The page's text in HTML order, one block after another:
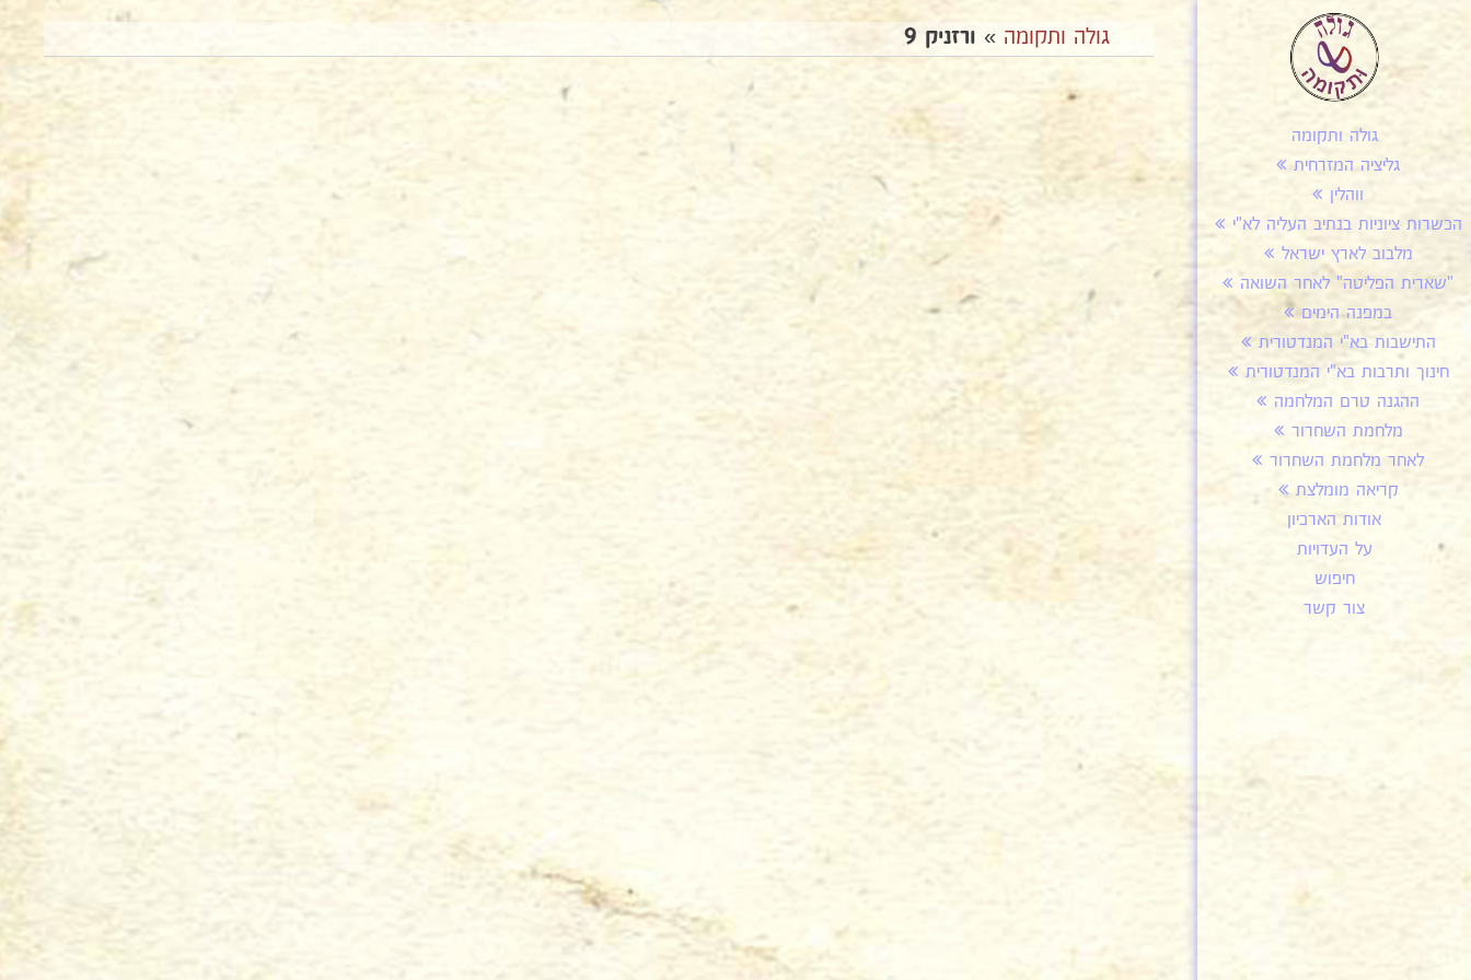
גולה ותקומה
גליציה המזרחית
ווהלין
הכשרות ציוניות בנתיב העליה לא"י
מלבוב לארץ ישראל
"שארית הפליטה" לאחר השואה
במפנה הימים
התישבות בא"י המנדטורית
חינוך ותרבות בא"י המנדטורית
ההגנה טרם המלחמה
מלחמת השחרור
לאחר מלחמת השחרור
קריאה מומלצת
אודות הארכיון
על העדויות
חיפוש
צור קשר
גולה ותקומה » ורזניק 9